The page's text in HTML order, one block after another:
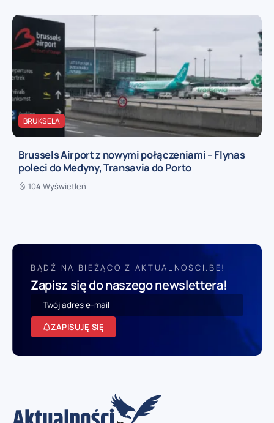
BRUKSELA
Brussels Airport z nowymi połączeniami – Flynas
poleci do Medyny, Transavia do Porto
104 Wyświetleń
BĄDŹ NA BIEŻĄCO Z AKTUALNOSCI.BE!
Zapisz się do naszego newslettera!
ZAPISUJĘ SIĘ